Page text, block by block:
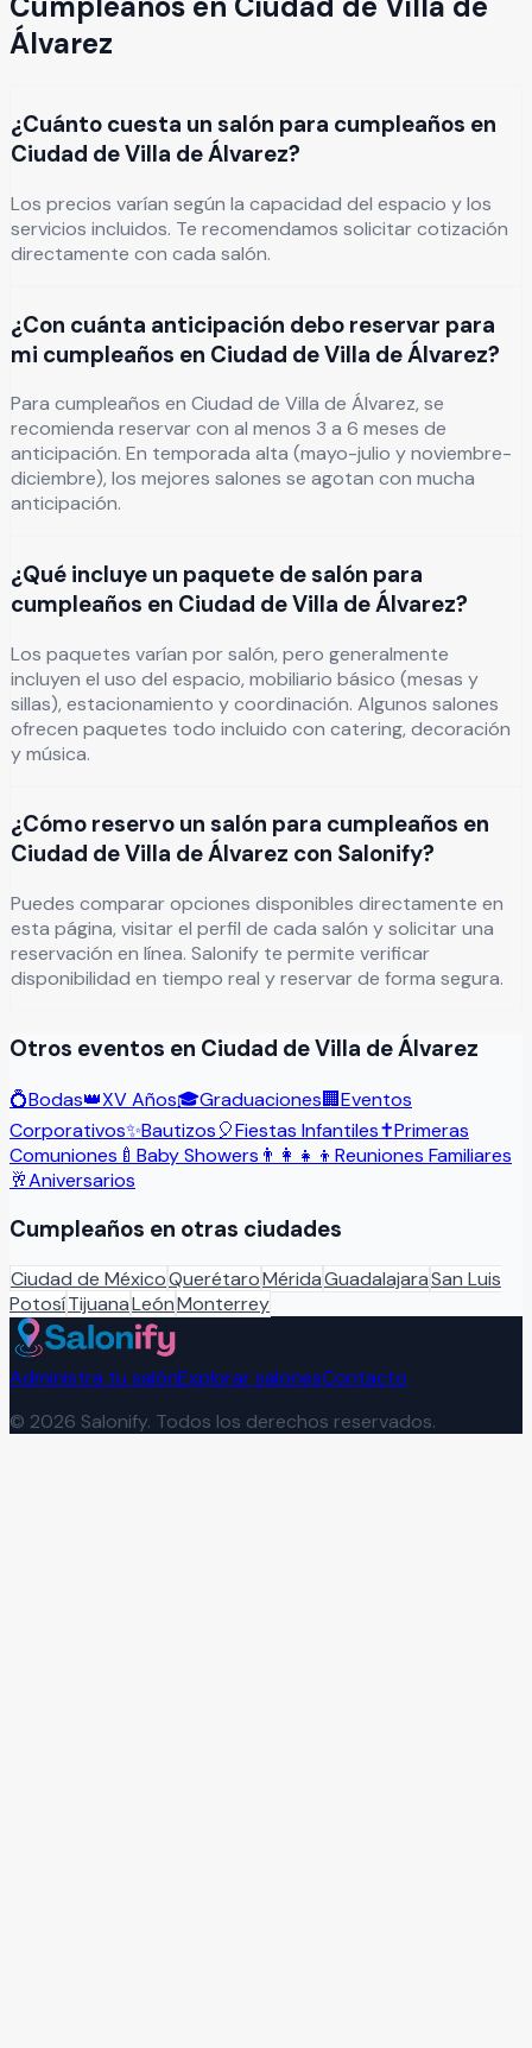
Álvarez
¿Cuánto cuesta un salón para cumpleaños en
Ciudad de Villa de Álvarez?
Los precios varían según la capacidad del espacio y los
servicios incluidos. Te recomendamos solicitar cotización
directamente con cada salón.
¿Con cuánta anticipación debo reservar para
mi cumpleaños en Ciudad de Villa de Álvarez?
Para cumpleaños en Ciudad de Villa de Álvarez, se
recomienda reservar con al menos 3 a 6 meses de
anticipación. En temporada alta (mayo-julio y noviembre-
diciembre), los mejores salones se agotan con mucha
anticipación.
¿Qué incluye un paquete de salón para
cumpleaños en Ciudad de Villa de Álvarez?
Los paquetes varían por salón, pero generalmente
incluyen el uso del espacio, mobiliario básico (mesas y
sillas), estacionamiento y coordinación. Algunos salones
ofrecen paquetes todo incluido con catering, decoración
y música.
¿Cómo reservo un salón para cumpleaños en
Ciudad de Villa de Álvarez con Salonify?
Puedes comparar opciones disponibles directamente en
esta página, visitar el perfil de cada salón y solicitar una
reservación en línea. Salonify te permite verificar
disponibilidad en tiempo real y reservar de forma segura.
Otros eventos en Ciudad de Villa de Álvarez
💍Bodas👑XV Años🎓Graduaciones🏢Eventos
Corporativos✨Bautizos🎈Fiestas Infantiles✝️Primeras
Comuniones 🍼 Baby Showers 👨‍👩‍👧‍👦 Reuniones Familiares
🥂Aniversarios
Cumpleaños en otras ciudades
Ciudad de MéxicoQuerétaroMéridaGuadalajaraSan Luis
PotosíTijuanaLeónMonterrey
Administra tu salónExplorar salonesContacto
© 2026 Salonify. Todos los derechos reservados.